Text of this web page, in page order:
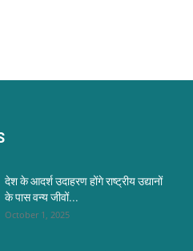
देश के आदर्श उदाहरण होंगे राष्ट्रीय उद्यानों
के पास वन्य जीवों...
October 1, 2025